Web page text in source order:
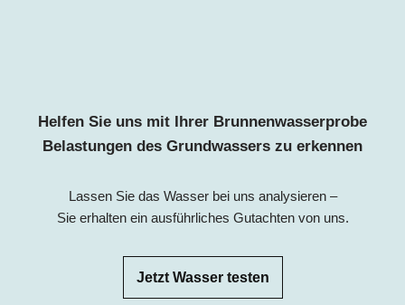
Helfen Sie uns mit Ihrer Brunnenwasserprobe
Belastungen des Grundwassers zu erkennen
Lassen Sie das Wasser bei uns analysieren –
Sie erhalten ein ausführliches Gutachten von uns.
Jetzt Wasser testen